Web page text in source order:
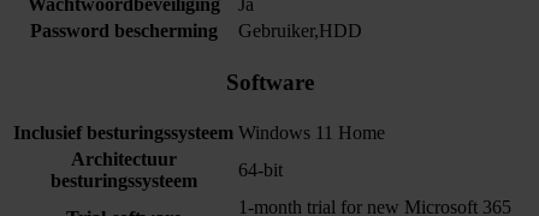
Wachtwoordbeveiliging
Ja
Password bescherming
Gebruiker,HDD
Software
Inclusief besturingssysteem Windows 11 Home
Architectuur
besturingssysteem
64-bit
1-month trial for new Microsoft 365